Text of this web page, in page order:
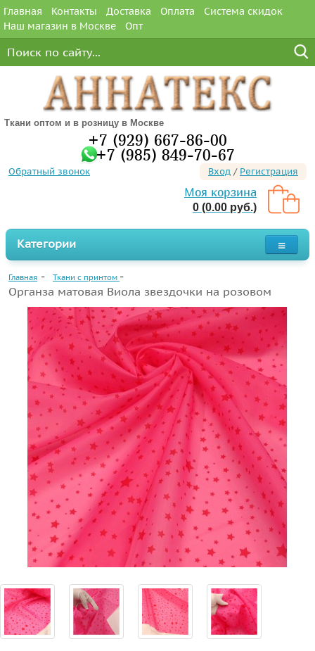
Главная Контакты Доставка Оплата
Система скидок
Наш магазин в Москве
Опт
Ткани оптом и в розницу в Москве
+7 (929) 667-86-00
+7 (985) 849-70-67
Обратный звонок Вход / Регистрация
Моя корзина
0 (0.00 руб.)
Категории
Главная Ткани с принтом
Органза матовая Виола звездочки на розовом